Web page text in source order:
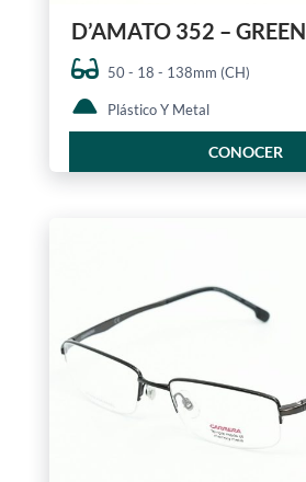
D’AMATO 352 – GREEN
50 - 18 - 138mm (CH)
Plástico Y Metal
CONOCER